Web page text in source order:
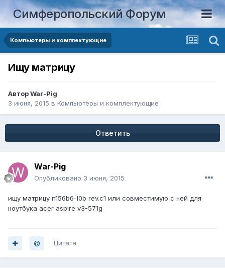
Симферопольский Форум
Компьютеры и комплектующие
Ищу матрицу
АвторWar-Pig
3 июня, 2015 в Компьютеры и комплектующие
Ответить
War-Pig
Опубликовано 3 июня, 2015
ищу матрицу n156b6-l0b rev.c1 или совместимую с ней для
ноутбука acer aspire v3-571g
Цитата